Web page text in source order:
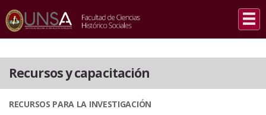
INICIO RECURSOS Y CAPACITACIÓN
Recursos y capacitación
RECURSOS PARA LA INVESTIGACIÓN